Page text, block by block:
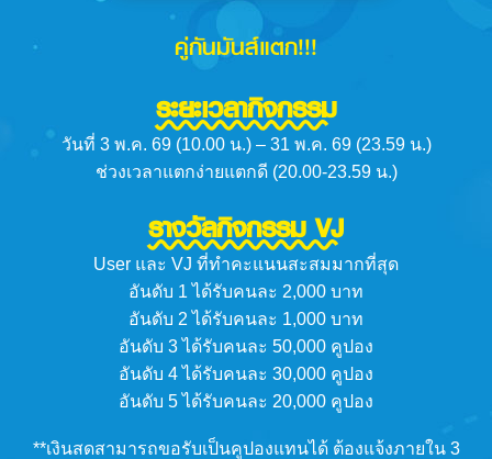
คู่กันมันส์แตก!!!
ระยะเวลากิจกรรม
วันที่ 3 พ.ค. 69 (10.00 น.) – 31 พ.ค. 69 (23.59 น.)
ช่วงเวลาแตกง่ายแตกดี (20.00-23.59 น.)
รางวัลกิจกรรม VJ
User และ VJ ที่ทำคะแนนสะสมมากที่สุด
อันดับ 1 ได้รับคนละ 2,000 บาท
อันดับ 2 ได้รับคนละ 1,000 บาท
อันดับ 3 ได้รับคนละ 50,000 คูปอง
อันดับ 4 ได้รับคนละ 30,000 คูปอง
อันดับ 5 ได้รับคนละ 20,000 คูปอง
**เงินสดสามารถขอรับเป็นคูปองแทนได้ ต้องแจ้งภายใน 3